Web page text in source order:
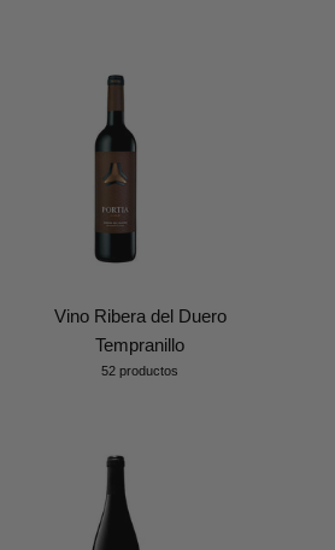
Vino Ribera del Duero
Tempranillo
52 productos